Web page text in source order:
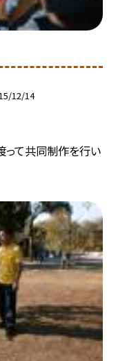
12/14
って共同制作を行い